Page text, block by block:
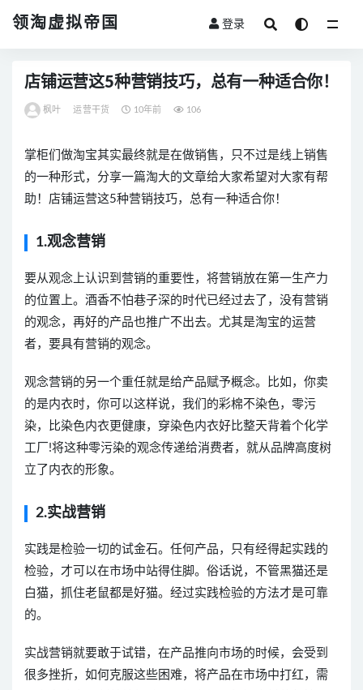
领淘虚拟帝国 登录
店铺运营这5种营销技巧，总有一种适合你！
枫叶 运营干货 10年前 106
掌柜们做淘宝其实最终就是在做销售，只不过是线上销售
的一种形式，分享一篇淘大的文章给大家希望对大家有帮
助！店铺运营这5种营销技巧，总有一种适合你！
1.观念营销
要从观念上认识到营销的重要性，将营销放在第一生产力
的位置上。酒香不怕巷子深的时代已经过去了，没有营销
的观念，再好的产品也推广不出去。尤其是淘宝的运营
者，要具有营销的观念。
观念营销的另一个重任就是给产品赋予概念。比如，你卖
的是内衣时，你可以这样说，我们的彩棉不染色，零污
染，比染色内衣更健康，穿染色内衣好比整天背着个化学
工厂!将这种零污染的观念传递给消费者，就从品牌高度树
立了内衣的形象。
2.实战营销
实践是检验一切的试金石。任何产品，只有经得起实践的
检验，才可以在市场中站得住脚。俗话说，不管黑猫还是
白猫，抓住老鼠都是好猫。经过实践检验的方法才是可靠
的。
实战营销就要敢于试错，在产品推向市场的时候，会受到
很多挫折，如何克服这些困难，将产品在市场中打红，需